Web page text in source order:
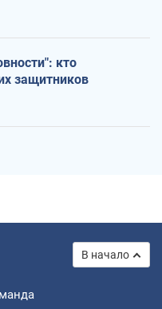
кто
защитников
В начало